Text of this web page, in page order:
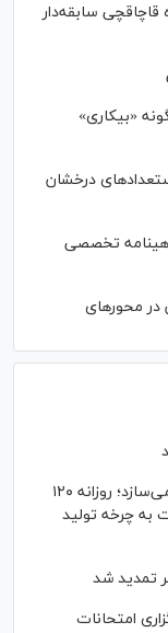
قاچاقچی سابقه‌دار
«بیکاری»
درخشان
تخصصی
محورهای
شهری که از نخاله‌های ساختمانی ثروت می‌سازد؛ روزانه ۱۲۰
چرخه تولید
امتحانات